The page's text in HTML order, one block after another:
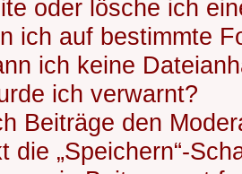
oder lösche ich
ich auf bestimmte
ich keine
ich verwarnt?
Beiträge den
die „Speichern“-